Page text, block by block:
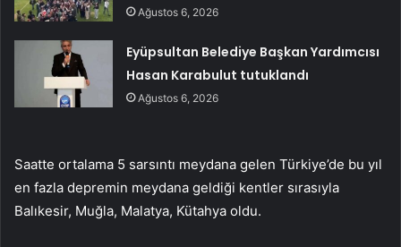
Ağustos 6, 2026
Eyüpsultan Belediye Başkan Yardımcısı
Hasan Karabulut tutuklandı
Ağustos 6, 2026
Saatte ortalama 5 sarsıntı meydana gelen Türkiye’de bu yıl
en fazla depremin meydana geldiği kentler sırasıyla
Balıkesir, Muğla, Malatya, Kütahya oldu.